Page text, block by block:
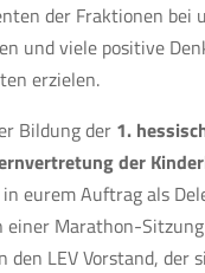
der Fraktionen bei
und viele positive
erzielen.
Bildung der 1.
der
eurem Auftrag als
Marathon-
den LEV Vorstand, der